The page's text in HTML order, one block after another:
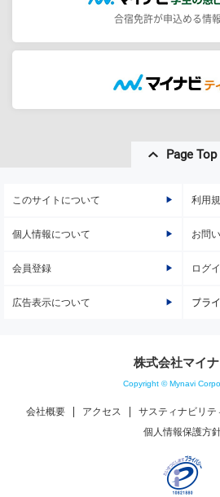
合宿免許が申込める情
Page Top
このサイトについて 利用
個人情報について お問
会員登録 ログ
広告表示について プラ
株式会社マイ
Copyright © Mynavi
会社概要 アクセス サスティナビリテ
個人情報保護方